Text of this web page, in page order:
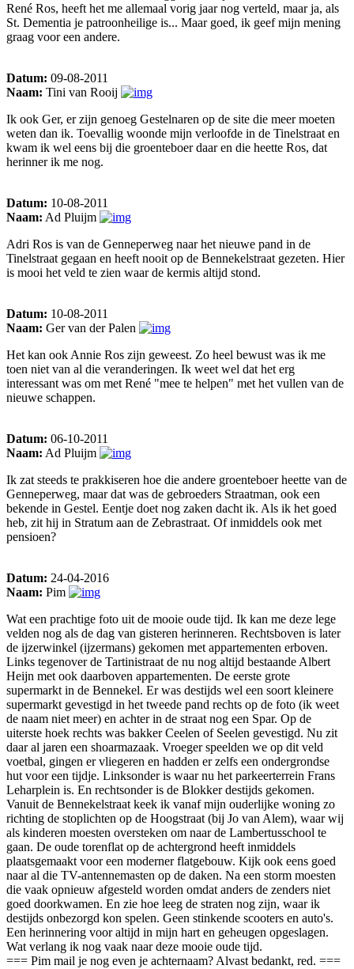
René Ros, heeft het me allemaal vorig jaar nog verteld, maar ja, als
St. Dementia je patroonheilige is... Maar goed, ik geef mijn mening
graag voor een andere.
Datum: 09-08-2011
Naam: Tini van Rooij
Ik ook Ger, er zijn genoeg Gestelnaren op de site die meer moeten
weten dan ik. Toevallig woonde mijn verloofde in de Tinelstraat en
kwam ik wel eens bij die groenteboer daar en die heette Ros, dat
herinner ik me nog.
Datum: 10-08-2011
Naam: Ad Pluijm
Adri Ros is van de Genneperweg naar het nieuwe pand in de
Tinelstraat gegaan en heeft nooit op de Bennekelstraat gezeten. Hier
is mooi het veld te zien waar de kermis altijd stond.
Datum: 10-08-2011
Naam: Ger van der Palen
Het kan ook Annie Ros zijn geweest. Zo heel bewust was ik me
toen niet van al die veranderingen. Ik weet wel dat het erg
interessant was om met René "mee te helpen" met het vullen van de
nieuwe schappen.
Datum: 06-10-2011
Naam: Ad Pluijm
Ik zat steeds te prakkiseren hoe die andere groenteboer heette van de
Genneperweg, maar dat was de gebroeders Straatman, ook een
bekende in Gestel. Eentje doet nog zaken dacht ik. Als ik het goed
heb, zit hij in Stratum aan de Zebrastraat. Of inmiddels ook met
pensioen?
Datum: 24-04-2016
Naam: Pim
Wat een prachtige foto uit de mooie oude tijd. Ik kan me deze lege
velden nog als de dag van gisteren herinneren. Rechtsboven is later
de ijzerwinkel (ijzermans) gekomen met appartementen erboven.
Links tegenover de Tartinistraat de nu nog altijd bestaande Albert
Heijn met ook daarboven appartementen. De eerste grote
supermarkt in de Bennekel. Er was destijds wel een soort kleinere
supermarkt gevestigd in het tweede pand rechts op de foto (ik weet
de naam niet meer) en achter in de straat nog een Spar. Op de
uiterste hoek rechts was bakker Ceelen of Seelen gevestigd. Nu zit
daar al jaren een shoarmazaak. Vroeger speelden we op dit veld
voetbal, gingen er vliegeren en hadden er zelfs een ondergrondse
hut voor een tijdje. Linksonder is waar nu het parkeerterrein Frans
Leharplein is. En rechtsonder is de Blokker destijds gekomen.
Vanuit de Bennekelstraat keek ik vanaf mijn ouderlijke woning zo
richting de stoplichten op de Hoogstraat (bij Jo van Alem), waar wij
als kinderen moesten oversteken om naar de Lambertusschool te
gaan. De oude torenflat op de achtergrond heeft inmiddels
plaatsgemaakt voor een moderner flatgebouw. Kijk ook eens goed
naar al die TV-antennemasten op de daken. Na een storm moesten
die vaak opnieuw afgesteld worden omdat anders de zenders niet
goed doorkwamen. En zie hoe leeg de straten nog zijn, waar ik
destijds onbezorgd kon spelen. Geen stinkende scooters en auto's.
Een herinnering voor altijd in mijn hart en geheugen opgeslagen.
Wat verlang ik nog vaak naar deze mooie oude tijd.
=== Pim mail je nog even je achternaam? Alvast bedankt, red. ===